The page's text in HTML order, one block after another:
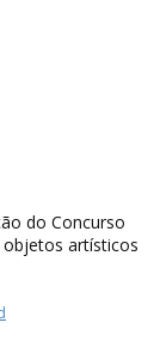
do Concurso
artísticos